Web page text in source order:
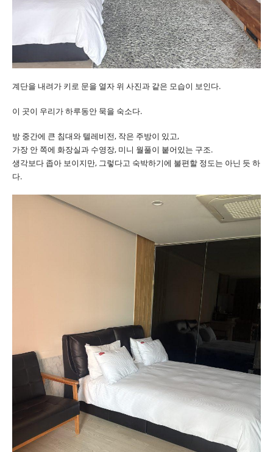
계단을 내려가 키로 문을 열자 위 사진과 같은 모습이 보인다.
이 곳이 우리가 하루동안 묵을 숙소다.
방 중간에 큰 침대와 텔레비전, 작은 주방이 있고,
가장 안 쪽에 화장실과 수영장, 미니 월풀이 붙어있는 구조.
생각보다 좁아 보이지만, 그렇다고 숙박하기에 불편할 정도는 아닌 듯 하
다.